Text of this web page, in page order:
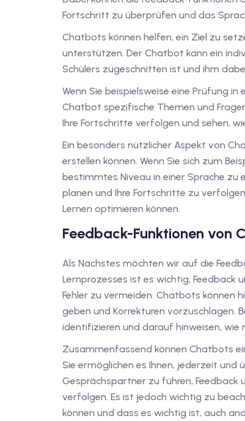
Fortschritt zu überprüfen und das
Chatbots können helfen, ein Ziel zu
unterstützen. Der Chatbot kann ein
Schülers zugeschnitten ist und ihm
Wenn Sie beispielsweise eine Prüfung
Chatbot spezifische Themen und
Ihre Fortschritte verfolgen und sehen,
Ein besonders nützlicher Aspekt von
erstellen können. Wenn Sie sich zum
bestimmtes Niveau in einer Sprache zu
planen und Ihre Fortschritte zu
Lernen optimieren können.
Feedback-Funktionen von
Als Nächstes möchten wir auf die
Lernprozesses ist es wichtig, Feedback
Fehler zu vermeiden. Chatbots können
geben und Korrekturen vorzuschlagen.
identifizieren und darauf hinweisen, wie
Zusammenfassend können Chatbots
Sie ermöglichen es Ihnen, jederzeit und
Gesprächspartner zu führen, Feedback
verfolgen. Es ist jedoch wichtig zu
können und dass es wichtig ist, auch